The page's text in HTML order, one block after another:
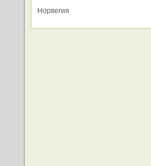
Норвегия